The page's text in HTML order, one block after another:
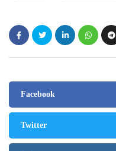
Facebook
Twitter